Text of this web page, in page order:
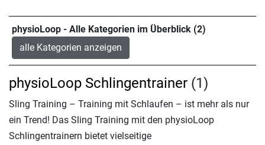
physioLoop - Alle Kategorien im Überblick (2)
alle Kategorien anzeigen
physioLoop Schlingentrainer (1)
Sling Training – Training mit Schlaufen – ist mehr als nur
ein Trend! Das Sling Training mit den physioLoop
Schlingentrainern bietet vielseitige